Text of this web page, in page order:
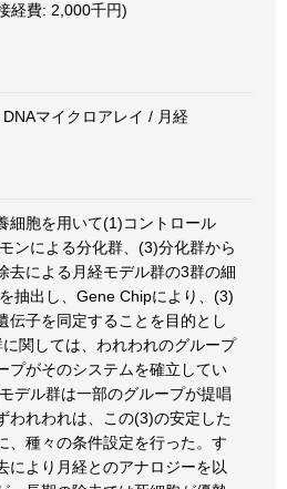
経費: 2,000千円)
マイクロアレイ / 月経
細胞を用いて(1)コントロール
ンによる分化群、(3)分化群から
去による月経モデル群の3群の細
抽出し、Gene Chipにより、(3)
伝子を同定することを目的とし
関しては、われわれのグループ
プがそのシステムを確立してい
デル群は一部のグループが提唱
われわれは、この(3)の安定した
、種々の条件設定を行った。す
により月経とのアナロジーを以